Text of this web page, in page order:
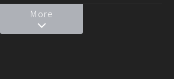
More